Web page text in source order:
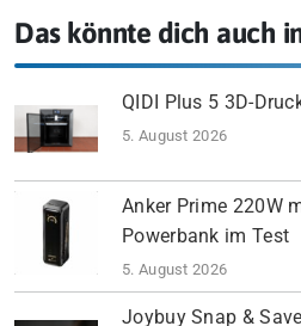
Das könnte dich auch
QIDI Plus 5 3D-
5. August 2026
Anker Prime 220W
Powerbank im Test
5. August 2026
Joybuy Snap &